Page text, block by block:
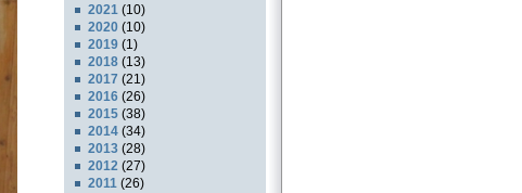
2021 (10)
2020 (10)
2019 (1)
2018 (13)
2017 (21)
2016 (26)
2015 (38)
2014 (34)
2013 (28)
2012 (27)
2011 (26)